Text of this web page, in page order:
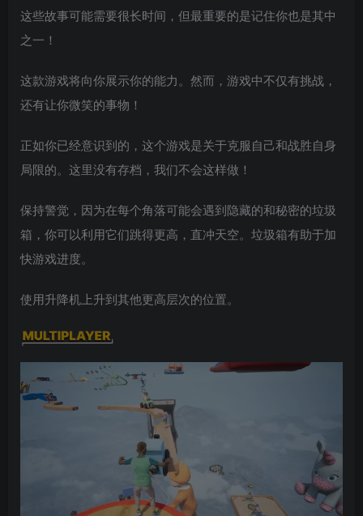
这些故事可能需要很长时间，但最重要的是记住你也是其中
之一！
这款游戏将向你展示你的能力。然而，游戏中不仅有挑战，
还有让你微笑的事物！
正如你已经意识到的，这个游戏是关于克服自己和战胜自身
局限的。这里没有存档，我们不会这样做！
保持警觉，因为在每个角落可能会遇到隐藏的和秘密的垃圾
箱，你可以利用它们跳得更高，直冲天空。垃圾箱有助于加
快游戏进度。
使用升降机上升到其他更高层次的位置。